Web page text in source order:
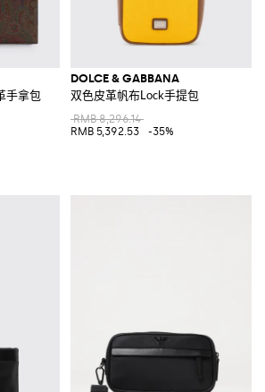
手拿包
DOLCE & GABBANA
双色皮革帆布Lock手提包
RMB 8,296.14
RMB 5,392.53
-35%